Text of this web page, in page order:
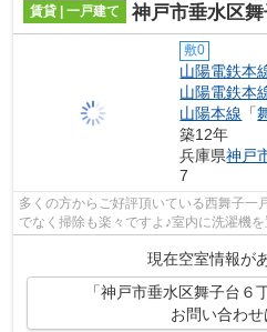
賃貸 | 一戸建て 神戸市垂水区舞
敷0
山陽電鉄本
山陽電鉄本
山陽本線 「
築12年
兵庫県神戸
7
多くの方からご好評頂いている西舞子一
でなく掃除も楽々ですよ♪室内に洗濯機
現在空室情報が
「神戸市垂水区舞子台６
お問い合わせ